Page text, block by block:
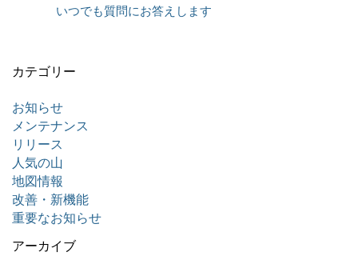
いつでも質問にお答えします
カテゴリー
お知らせ
メンテナンス
リリース
人気の山
地図情報
改善・新機能
重要なお知らせ
アーカイブ